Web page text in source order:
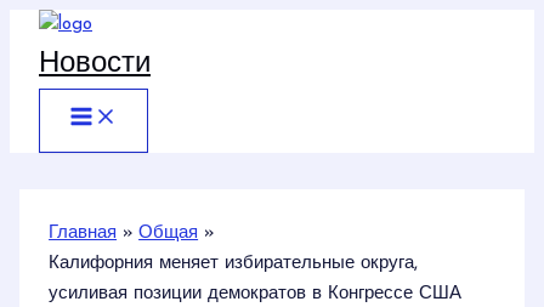
Перейти
содержимому
Новости
Главная
Общая
Калифорния меняет избирательные округа,
усиливая позиции демократов в Конгрессе США